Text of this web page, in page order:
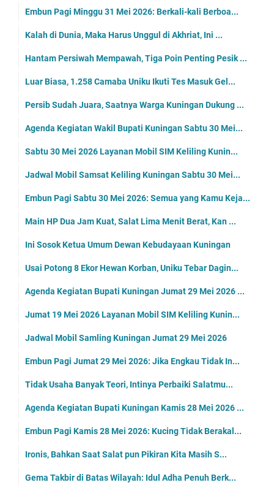
Embun Pagi Minggu 31 Mei 2026: Berkali-kali Berboa...
Kalah di Dunia, Maka Harus Unggul di Akhriat, Ini ...
Hantam Persiwah Mempawah, Tiga Poin Penting Pesik ...
Luar Biasa, 1.258 Camaba Uniku Ikuti Tes Masuk Gel...
Persib Sudah Juara, Saatnya Warga Kuningan Dukung ...
Agenda Kegiatan Wakil Bupati Kuningan Sabtu 30 Mei...
Sabtu 30 Mei 2026 Layanan Mobil SIM Keliling Kunin...
Jadwal Mobil Samsat Keliling Kuningan Sabtu 30 Mei...
Embun Pagi Sabtu 30 Mei 2026: Semua yang Kamu Keja...
Main HP Dua Jam Kuat, Salat Lima Menit Berat, Kan ...
Ini Sosok Ketua Umum Dewan Kebudayaan Kuningan
Usai Potong 8 Ekor Hewan Korban, Uniku Tebar Dagin...
Agenda Kegiatan Bupati Kuningan Jumat 29 Mei 2026 ...
Jumat 19 Mei 2026 Layanan Mobil SIM Keliling Kunin...
Jadwal Mobil Samling Kuningan Jumat 29 Mei 2026
Embun Pagi Jumat 29 Mei 2026: Jika Engkau Tidak In...
Tidak Usaha Banyak Teori, Intinya Perbaiki Salatmu...
Agenda Kegiatan Bupati Kuningan Kamis 28 Mei 2026 ...
Embun Pagi Kamis 28 Mei 2026: Kucing Tidak Berakal...
Ironis, Bahkan Saat Salat pun Pikiran Kita Masih S...
Gema Takbir di Batas Wilayah: Idul Adha Penuh Berk...